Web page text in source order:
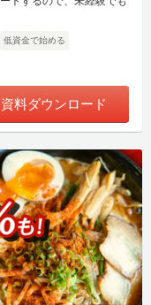
低資金で始める
資料ダウンロード